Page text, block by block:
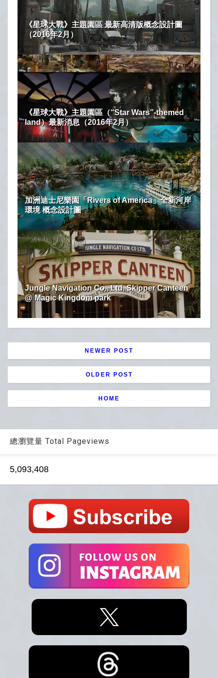
《星球大戰》主題園區 最新高清版概念設計圖
（2016年2月）
《星球大戰》主題園區（“Star Wars”-themed
land）最新消息（2016年2月）
加洲迪士尼樂園「Rivers of America」全新河岸
環境 概念設計圖
Jungle Navigation Co., Ltd. Skipper Canteen
@ Magic Kingdom park
NEWER POST
OLDER POST
HOME
總瀏覽量 Total Pageviews
5,093,408